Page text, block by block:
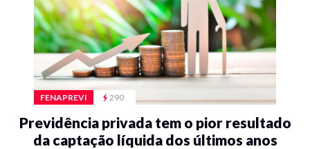
FENAPREVI 290
Previdência privada tem o pior resultado
da captação líquida dos últimos anos